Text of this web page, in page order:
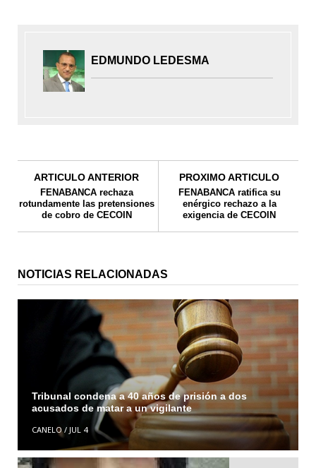
EDMUNDO LEDESMA
ARTICULO ANTERIOR
FENABANCA rechaza
rotundamente las pretensiones
de cobro de CECOIN
PROXIMO ARTICULO
FENABANCA ratifica su
enérgico rechazo a la
exigencia de CECOIN
NOTICIAS RELACIONADAS
Tribunal condena a 40 años de prisión a dos
acusados de matar a un vigilante
CANELO/ JUL 4